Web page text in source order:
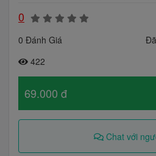
0
0 Đánh Giá
422
69.000 đ
Chat với